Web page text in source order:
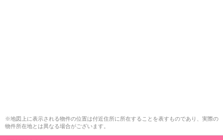
※地図上に表示される物件の位置は付近住所に所在することを表すものであり、実際の
物件所在地とは異なる場合がございます。